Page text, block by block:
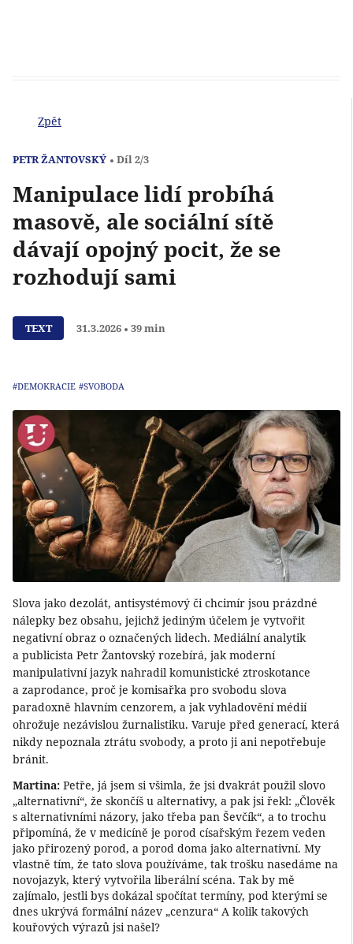
Zpět
PETR ŽANTOVSKÝ Díl 2/3
Manipulace lidí probíhá
masově, ale sociální sítě
dávají opojný pocit, že se
rozhodují sami
TEXT 31.3.2026 39 min
#DEMOKRACIE #SVOBODA
Slova jako dezolát, antisystémový či chcimír jsou prázdné
nálepky bez obsahu, jejichž jediným účelem je vytvořit
negativní obraz o označených lidech. Mediální analytik
a publicista Petr Žantovský rozebírá, jak moderní
manipulativní jazyk nahradil komunistické ztroskotance
a zaprodance, proč je komisařka pro svobodu slova
paradoxně hlavním cenzorem, a jak vyhladovění médií
ohrožuje nezávislou žurnalistiku. Varuje před generací, která
nikdy nepoznala ztrátu svobody, a proto ji ani nepotřebuje
bránit.
Martina: Petře, já jsem si všimla, že jsi dvakrát použil slovo
„alternativní“, že skončíš u alternativy, a pak jsi řekl: „Člověk
s alternativními názory, jako třeba pan Ševčík“, a to trochu
připomíná, že v medicíně je porod císařským řezem veden
jako přirozený porod, a porod doma jako alternativní. My
vlastně tím, že tato slova používáme, tak trošku nasedáme na
novojazyk, který vytvořila liberální scéna. Tak by mě
zajímalo, jestli bys dokázal spočítat termíny, pod kterými se
dnes ukrývá formální název „cenzura“ A kolik takových
kouřových výrazů jsi našel?